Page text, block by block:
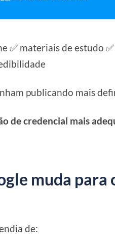
✅ materiais de estudo
publicando mais
de credencial mais
muda para
de: